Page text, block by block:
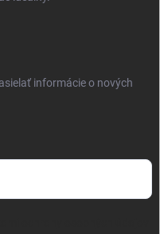
informácie o nových